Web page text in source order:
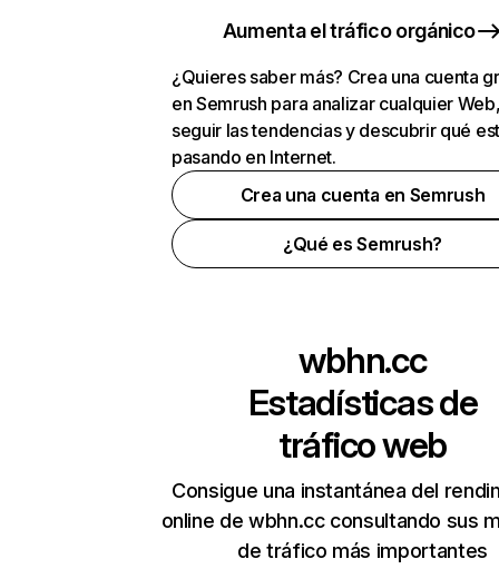
Aumenta el tráfico orgánico
¿Quieres saber más? Crea una cuenta
en Semrush para analizar cualquier
seguir las tendencias y descubrir qué
pasando en Internet.
Crea una cuenta en Semrush
¿Qué es Semrush?
wbhn.cc
Estadísticas de
tráfico web
Consigue una instantánea del
online de wbhn.cc consultando sus
de tráfico más importantes